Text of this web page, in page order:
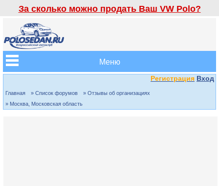
За сколько можно продать Ваш VW Polo?
Меню
Регистрация Вход
Главная » Список форумов
» Отзывы об организациях
» Москва, Московская область